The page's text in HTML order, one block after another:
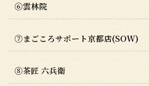
⑥雲林院
⑦まごころサポート京都店(SOW)
⑧茶匠 六兵衛